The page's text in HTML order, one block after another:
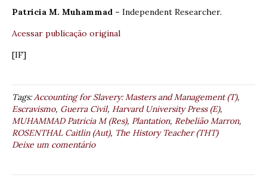
Patricia M. Muhammad – Independent Researcher.
Acessar publicação original
[IF]
Tags:Accounting for Slavery: Masters and Management (T),
Escravismo, Guerra Civil, Harvard University Press (E),
MUHAMMAD Patricia M (Res), Plantation, Rebelião Marron,
ROSENTHAL Caitlin (Aut), The History Teacher (THT)
Deixe um comentário